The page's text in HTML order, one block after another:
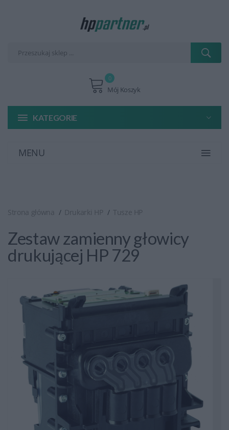
Mój Koszyk
0
KATEGORIE
MENU
Strona główna Drukarki HP Tusze HP
Zestaw zamienny głowicy
drukującej HP 729